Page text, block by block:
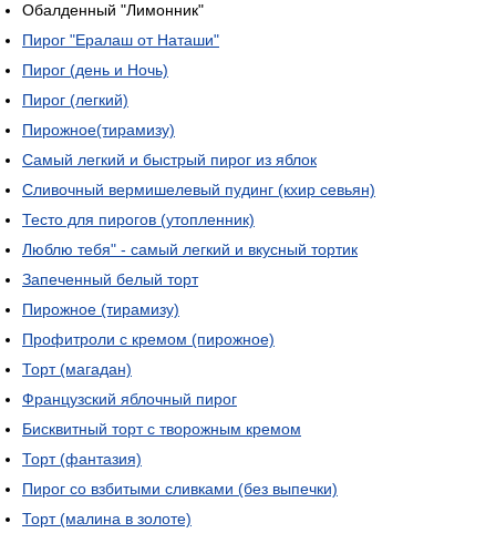
Обалденный "Лимонник"
Пирог "Ералаш от Наташи"
Пирог (день и Ночь)
Пирог (легкий)
Пирожное(тирамизу)
Самый легкий и быстрый пирог из яблок
Сливочный вермишелевый пудинг (кхир севьян)
Тесто для пирогов (утопленник)
Люблю тебя" - самый легкий и вкусный тортик
Запеченный белый торт
Пирожное (тирамизу)
Профитроли с кремом (пирожное)
Торт (магадан)
Французский яблочный пирог
Бисквитный торт с творожным кремом
Торт (фантазия)
Пирог со взбитыми сливками (без выпечки)
Торт (малина в золоте)